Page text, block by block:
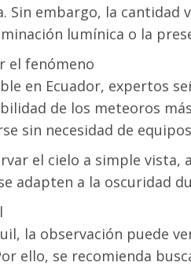
Sin embargo, la cantidad
lumínica o la
el fenómeno
en Ecuador, expertos
de los meteoros
sin necesidad de
el cielo a simple vista,
adapten a la oscuridad
la observación puede
ello, se recomienda